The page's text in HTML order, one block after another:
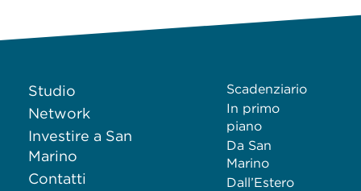
Studio
Network
Investire a San
Marino
Contatti
Scadenziario
In primo
piano
Da San
Marino
Dall’Estero